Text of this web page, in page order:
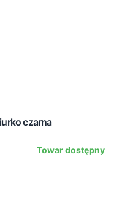
czarna
Towar dostępny